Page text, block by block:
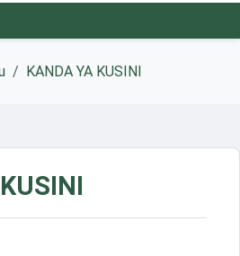
KANDA YA KUSINI